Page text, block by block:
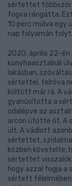
sértettet többször
fogva rángatta.
10 perc múlva egy
nap folyamán
2020. április 22-
konyhaasztalnál
lakásban,
sértettel, felróva
költött már rá. A
gyanúsította a
odalépve az
arcon ütötte őt. A
ült. A vádlott
sértettet,
közben követelte,
sértettet
hogy azzal fogja a
sértett félelmében